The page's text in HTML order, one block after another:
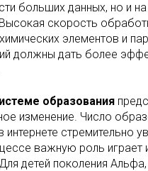
больших данных, но и на
скорость
элементов и
должны дать более
образования
изменение. Число
стремительно
важную роль играет
Для детей поколения